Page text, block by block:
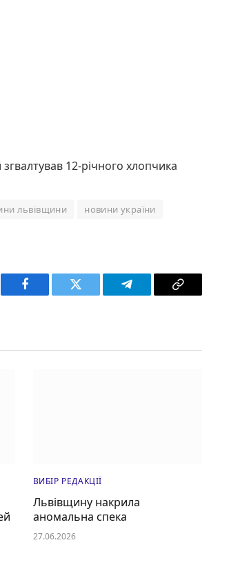
12-річного хлопчика
львівщини
новини україни
Facebook Twitter Telegram Copy
ВИБІР РЕДАКЦІЇ
Львівщину накрила
аномальна спека
27.06.2026